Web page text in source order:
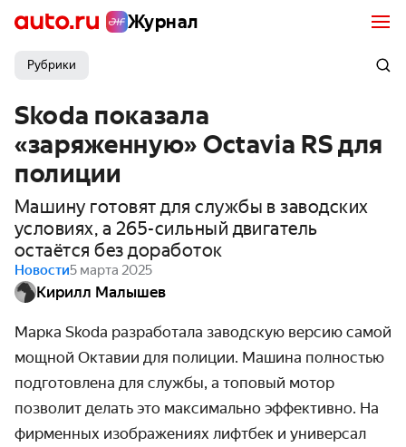
Журнал
Рубрики
Skoda показала
«заряженную» Octavia RS для
полиции
Машину готовят для службы в заводских
условиях, а 265-сильный двигатель
остаётся без доработок
Новости5 марта 2025
Кирилл Малышев
Марка Skoda разработала заводскую версию самой
мощной Октавии для полиции. Машина полностью
подготовлена для службы, а топовый мотор
позволит делать это максимально эффективно. На
фирменных изображениях лифтбек и универсал